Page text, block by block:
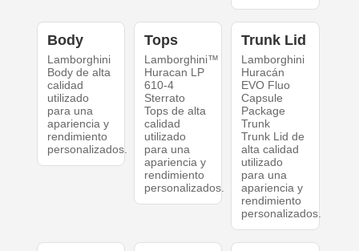
Body
Lamborghini
Body de alta
calidad
utilizado
para una
apariencia y
rendimiento
personalizados.
Tops
Lamborghini™
Huracan LP
610-4
Sterrato
Tops de alta
calidad
utilizado
para una
apariencia y
rendimiento
personalizados.
Trunk Lid
Lamborghini
Huracán
EVO Fluo
Capsule
Package
Trunk
Trunk Lid de
alta calidad
utilizado
para una
apariencia y
rendimiento
personalizados.